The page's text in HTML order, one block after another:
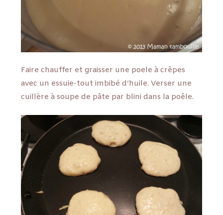
Faire chauffer et graisser une poele à crêpes
avec un essuie-tout imbibé d’huile. Verser une
cuillère à soupe de pâte par blini dans la poêle.